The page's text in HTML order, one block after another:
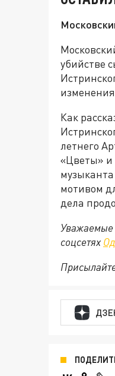
убийстве
Как
летнего
«Цветы» и
мотивом
дела
Уважаемые
соцсетях